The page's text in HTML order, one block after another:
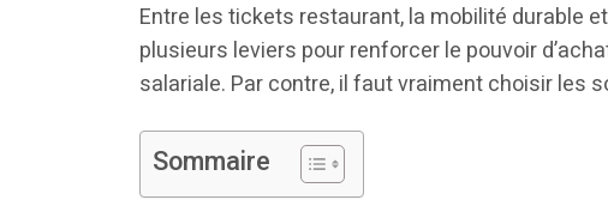
Entre les tickets restaurant, la mobilité durable
plusieurs leviers pour renforcer le pouvoir
salariale. Par contre, il faut vraiment choisir les
Sommaire